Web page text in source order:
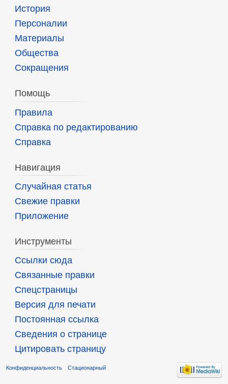
История
Персоналии
Материалы
Общества
Сокращения
Помощь
Правила
Справка по редактированию
Справка
Навигация
Случайная статья
Свежие правки
Приложение
Инструменты
Ссылки сюда
Связанные правки
Спецстраницы
Версия для печати
Постоянная ссылка
Сведения о странице
Цитировать страницу
Конфиденциальность Стационарный